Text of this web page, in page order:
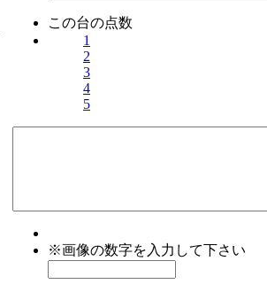
この台の点数
1
2
3
4
5
※画像の数字を入力して下さい